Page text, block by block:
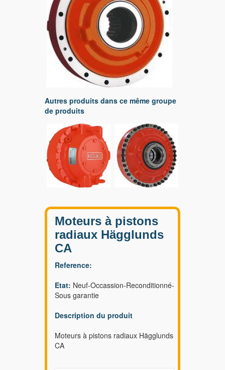
Autres produits dans ce même groupe
de produits
Moteurs à pistons
radiaux Hägglunds
CA
Reference:
Etat: Neuf-Occassion-Reconditionné-
Sous garantie
Description du produit
Moteurs à pistons radiaux Hägglunds
CA